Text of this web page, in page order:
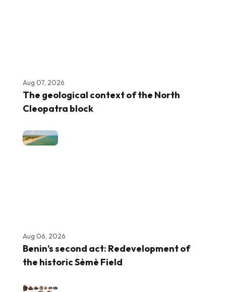
Aug 07, 2026
The geological context of the North
Cleopatra block
Aug 06, 2026
Benin’s second act: Redevelopment of
the historic Sèmè Field